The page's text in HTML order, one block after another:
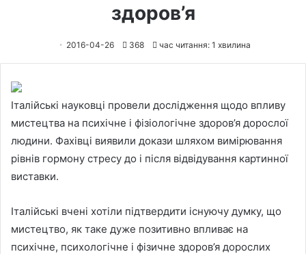
здоров’я
2016-04-26 368 час читання: 1 хвилина
Італійські науковці провели дослідження щодо впливу
мистецтва на психічне і фізіологічне здоров’я дорослої
людини. Фахівці виявили докази шляхом вимірювання
рівнів гормону стресу до і після відвідування картинної
виставки.
Італійські вчені хотіли підтвердити існуючу думку, що
мистецтво, як таке дуже позитивно впливає на
психічне, психологічне і фізичне здоров’я дорослих